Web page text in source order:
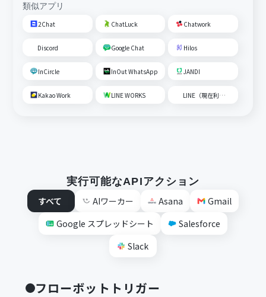
類似アプリ
2Chat ChatLuck Chatwork
Discord Google Chat Hilos
InCircle InOut WhatsApp JANDI
Kakao Work LINE WORKS LINE（現在利用不可）
実行可能なAPIアクション
すべて
AIワーカー Asana
Gmail
Google スプレッドシート
Salesforce
Slack
フローボットトリガー